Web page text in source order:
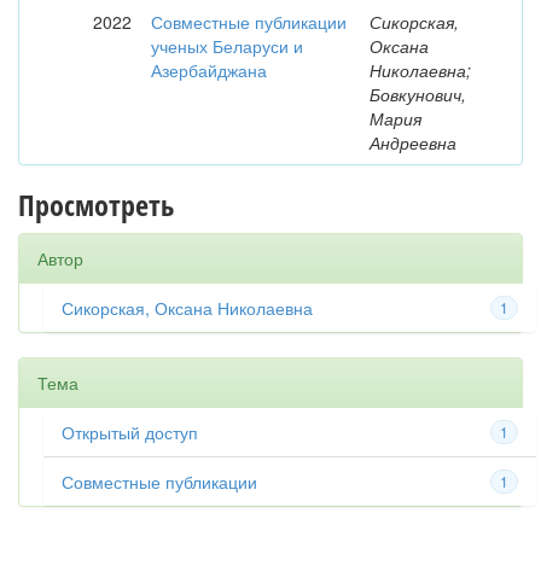
2022
Совместные публикации
ученых Беларуси и
Азербайджана
Сикорская,
Оксана
Николаевна;
Бовкунович,
Мария
Андреевна
Просмотреть
Автор
1
Сикорская, Оксана Николаевна
Тема
1
Открытый доступ
1
Совместные публикации